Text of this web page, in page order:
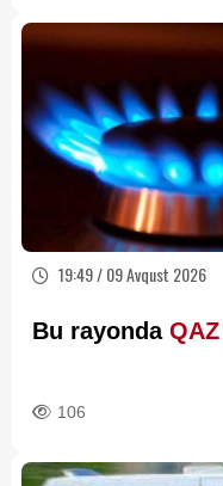
19:49 / 09 Avqust 2026
Bu rayondaQAZ
106